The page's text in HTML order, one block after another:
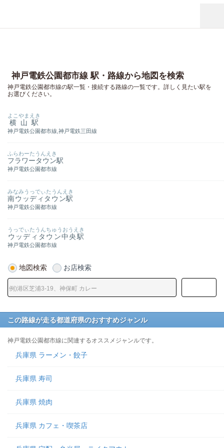
神戸電鉄公園都市線 駅・路線から地図を検索
神戸電鉄公園都市線の駅一覧・接続する路線の一覧です。詳しく見たい駅を
お選びください。
横山駅
よこやまえき
神戸電鉄公園都市線, 神戸電鉄三田線
フラワータウン駅
ふらわーたうんえき
神戸電鉄公園都市線
南ウッディタウン駅
みなみうっでぃたうんえき
神戸電鉄公園都市線
ウッディタウン中央駅
うっでぃたうんちゅうおうえき
神戸電鉄公園都市線
地図検索 お店検索
この路線が走る都道府県のおすすめジャンル
神戸電鉄公園都市線に関連するオススメジャンルです。
兵庫県 ラーメン・餃子
兵庫県 寿司
兵庫県 焼肉
兵庫県 カフェ・喫茶店